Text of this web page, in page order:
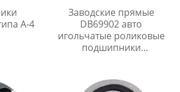
A-4
Заводские прямые
DB69902 авто
игольчатые роликовые
подшипники